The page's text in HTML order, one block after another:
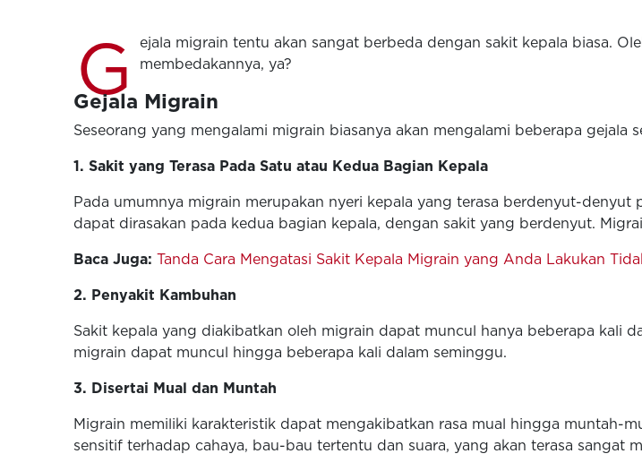
G
ejala migrain tentu akan sangat berbeda dengan sakit kepala biasa.
membedakannya, ya?
Gejala Migrain
Seseorang yang mengalami migrain biasanya akan mengalami beberapa gejala
1. Sakit yang Terasa Pada Satu atau Kedua Bagian Kepala
Pada umumnya migrain merupakan nyeri kepala yang terasa berdenyut-
dapat dirasakan pada kedua bagian kepala, dengan sakit yang berdenyut.
Baca Juga: Tanda Cara Mengatasi Sakit Kepala Migrain yang Anda Lakukan
2. Penyakit Kambuhan
Sakit kepala yang diakibatkan oleh migrain dapat muncul hanya beberapa kali
migrain dapat muncul hingga beberapa kali dalam seminggu.
3. Disertai Mual dan Muntah
Migrain memiliki karakteristik dapat mengakibatkan rasa mual hingga muntah-
sensitif terhadap cahaya, bau-bau tertentu dan suara, yang akan terasa sangat